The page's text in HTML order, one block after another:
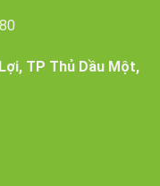
TP Thủ Dầu Một,